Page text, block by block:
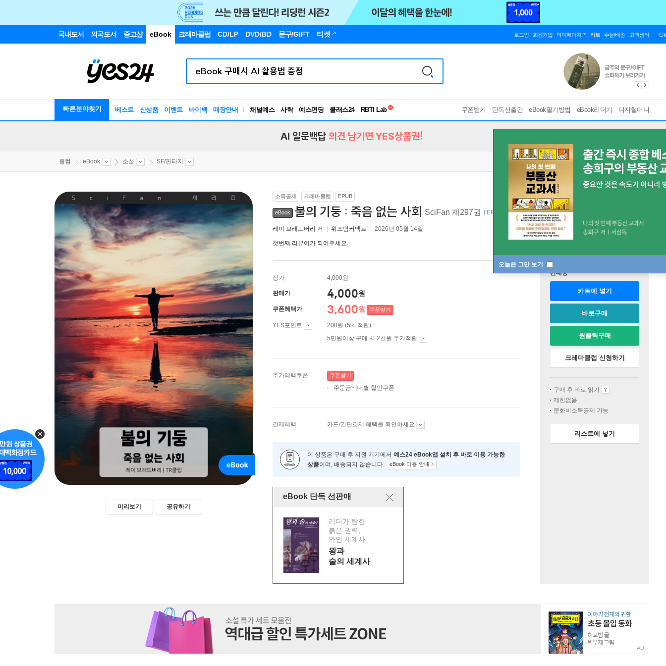
국내도서 외국도서 중고샵 eBook 크레마클럽 CD/LP DVD/BD 문구/GIFT 티켓 로그인 회원가입 마이페이지 카트 주문/배송 고객센터
빠른분야찾기 베스트 신상품 이벤트 바이백 매장안내 채널예스 사락 예스펀딩 클래스24
독서유형검사
쿠폰받기 단독선출간 eBook필기방법 eBook리더기 디지털머니
오늘은 그만 보기
AI 일문백답 의견 남기면 YES상품권!
웰컴 eBook 소설 SF/판타지
미리보기 공유하기
소득공제 크레마클럽 EPUB
eBook 불의 기둥 : 죽음 없는 사회 SciFan 제297권 [ EPUB ]
레이 브래드버리 저 위즈덤커넥트 2026년 05월 14일
첫번째 리뷰어가 되어주세요.
정가 4,000원
판매가 4,000원
쿠폰혜택가 3,600원 쿠폰받기
YES포인트
200원 (5% 적립)
5만원이상 구매 시 2천원 추가적립
추가혜택쿠폰 쿠폰받기
주문금액대별 할인쿠폰
결제혜택 카드/간편결제 혜택을 확인하세요
이 상품은 구매 후 지원 기기에서 예스24 eBook앱 설치 후 바로 이용 가능한
상품이며, 배송되지 않습니다. eBook 이용 안내
eBook 단독 선판매
리더가 탐한
붉은 권력,
와인 세계사
왕과
술의 세계사
판매중
카트에 넣기
바로구매
원클릭구매
크레마클럽 신청하기
구매 후 바로 읽기
제한없음
문화비소득공제 가능
리스트에 넣기
AD